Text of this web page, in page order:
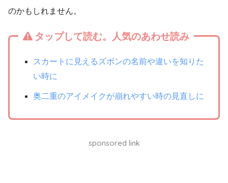
のかもしれません。
タップして読む。人気のあわせ読み
スカートに見えるズボンの名前や違いを知りた
い時に
奥二重のアイメイクが崩れやすい時の見直しに
sponsored link